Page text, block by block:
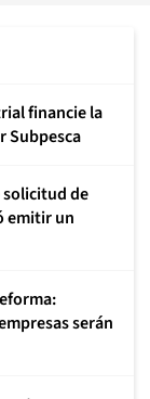
financie la
Subpesca
solicitud de
emitir un
serán